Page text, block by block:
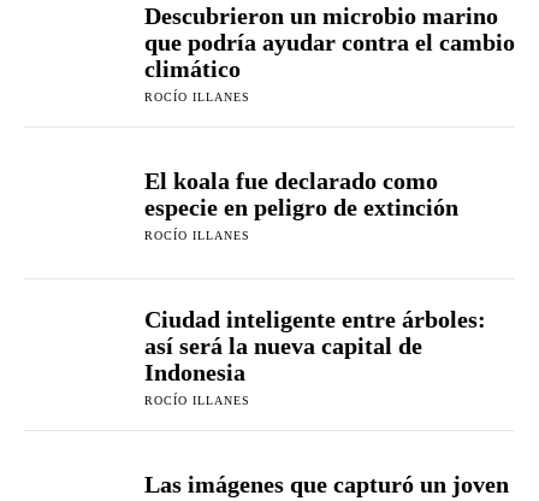
Descubrieron un microbio marino
que podría ayudar contra el cambio
climático
ROCÍO ILLANES
El koala fue declarado como
especie en peligro de extinción
ROCÍO ILLANES
Ciudad inteligente entre árboles:
así será la nueva capital de
Indonesia
ROCÍO ILLANES
Las imágenes que capturó un joven